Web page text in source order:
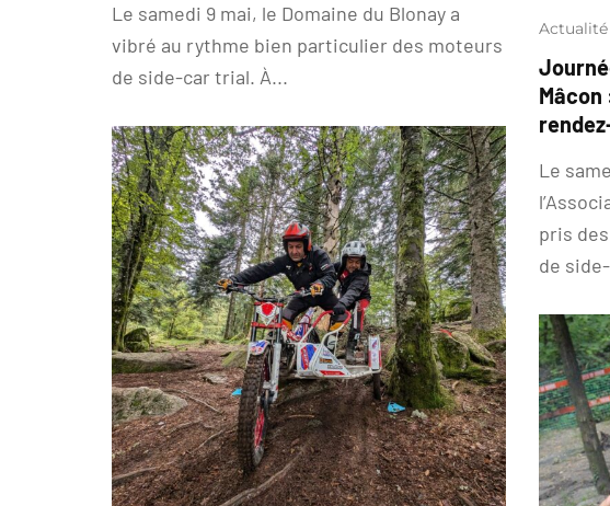
Le samedi 9 mai, le Domaine du Blonay a
vibré au rythme bien particulier des moteurs
de side-car trial. À...
Actualité
Le
pris
de